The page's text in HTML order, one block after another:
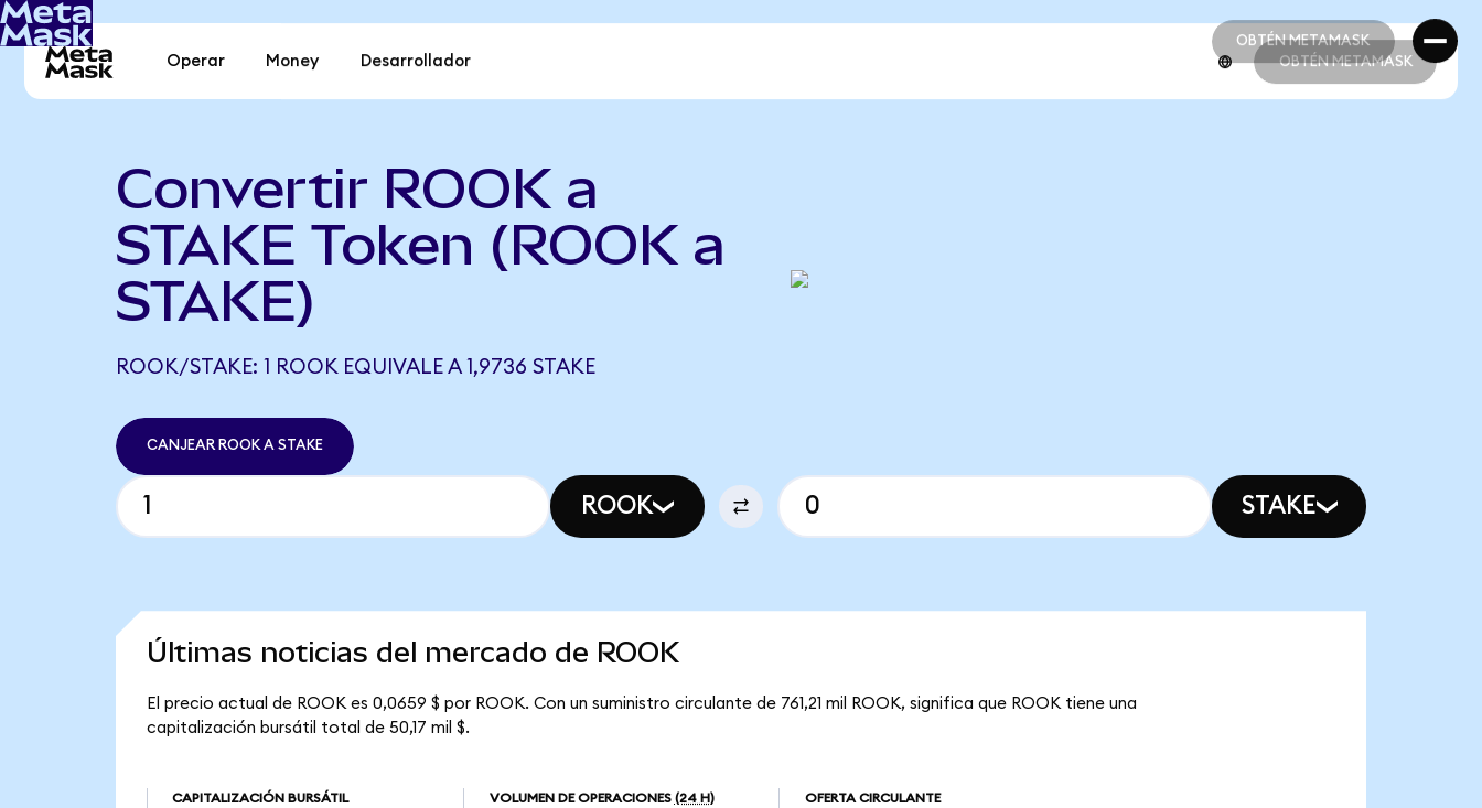
OBTÉN METAMASK
OBTÉN METAMASK
Operar Money Desarrollador OBTÉN METAMASK
Convertir ROOK a
STAKE Token (ROOK a
STAKE)
ROOK/STAKE: 1 ROOK EQUIVALE A 1,9736 STAKE
CANJEAR ROOK A STAKE
ROOK STAKE
Últimas noticias del mercado de ROOK
El precio actual de ROOK es 0,0659 $ por ROOK. Con un suministro circulante de 761,21 mil ROOK, significa que ROOK tiene una
capitalización bursátil total de 50,17 mil $.
CAPITALIZACIÓN BURSÁTIL VOLUMEN DE OPERACIONES (24 H) OFERTA CIRCULANTE